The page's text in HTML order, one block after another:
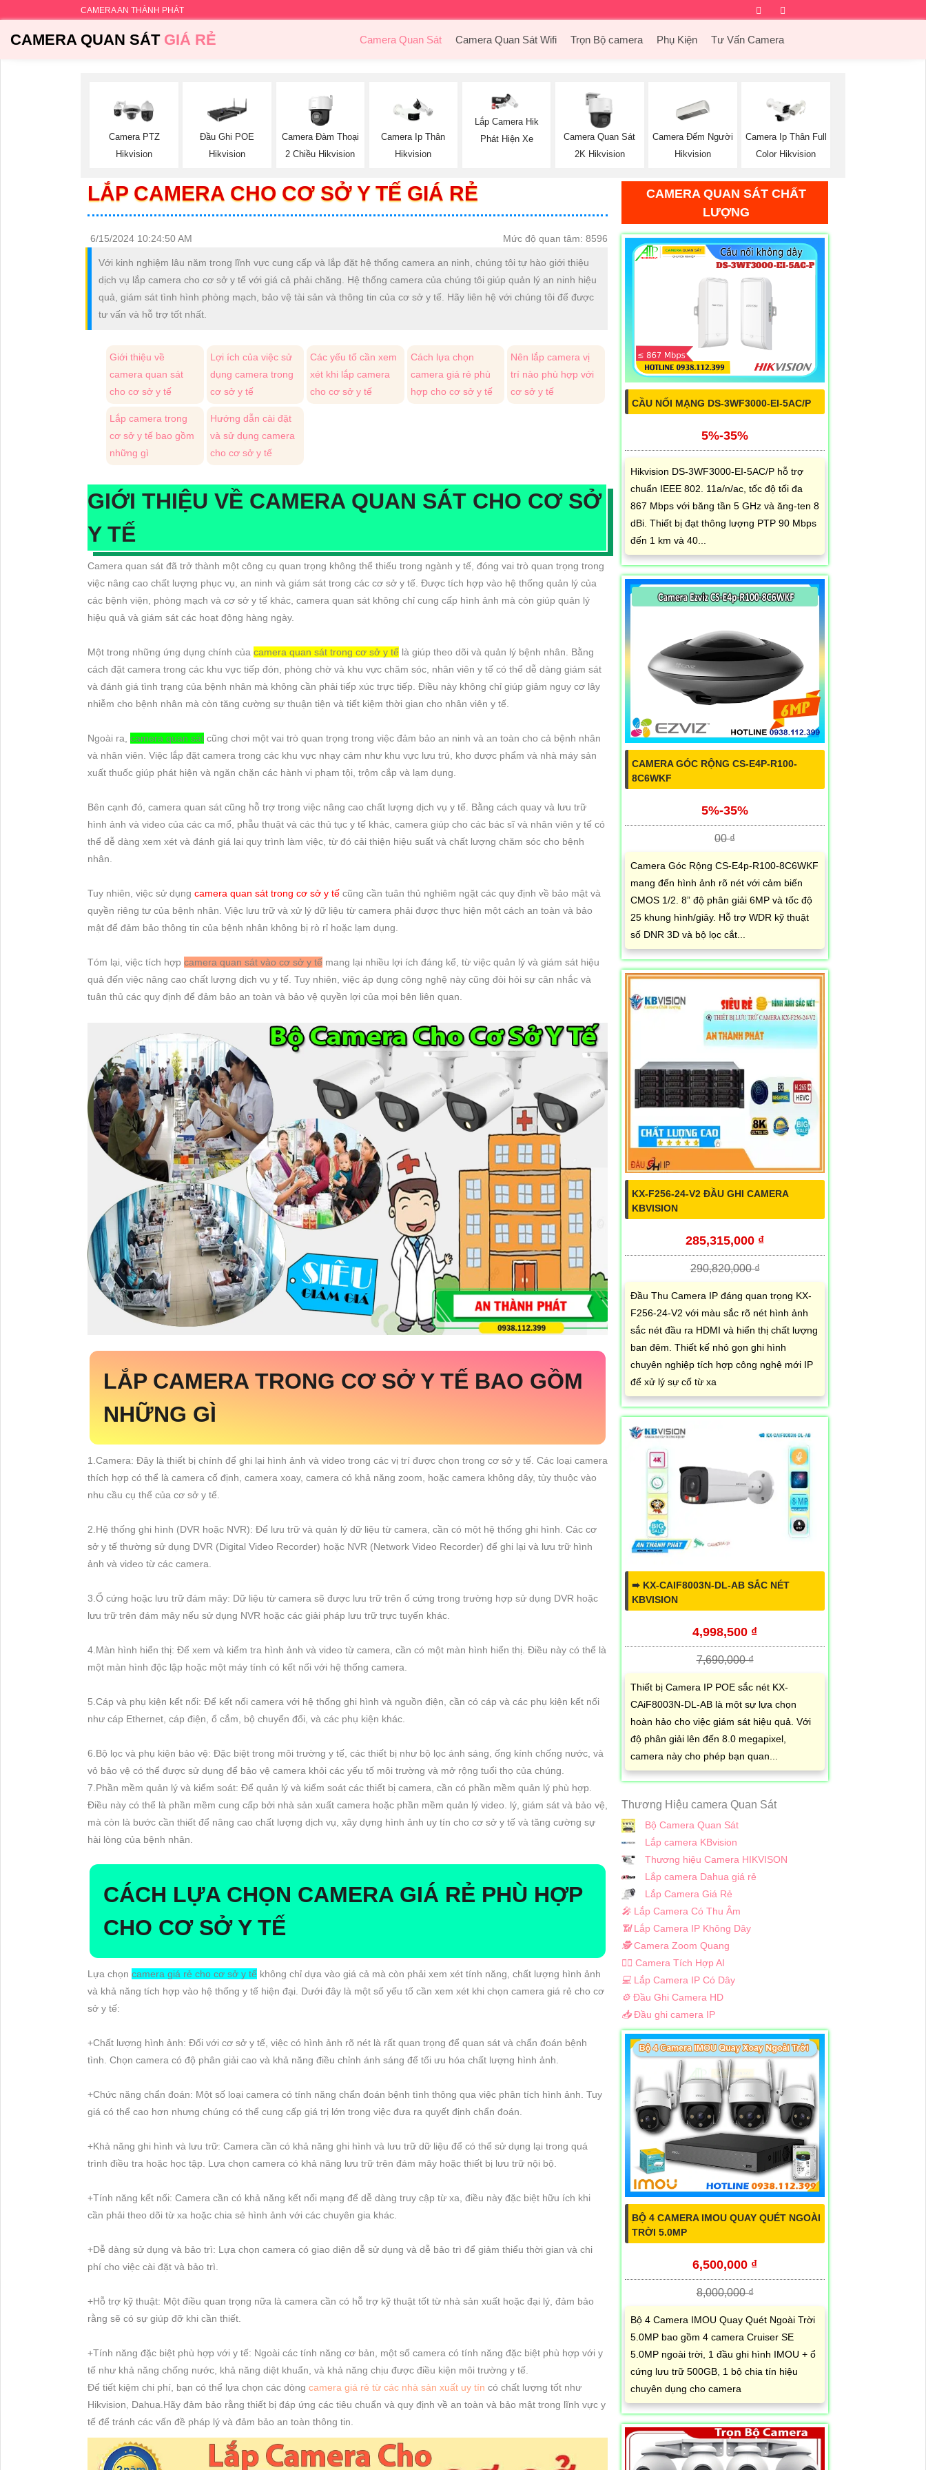
CAMERA AN THÀNH PHÁT Facebook
CAMERA QUAN SÁTGIÁ RẺ Camera Quan Sát Camera Quan Sát Wifi Trọn Bộ camera Phụ Kiện Tư Vấn Camera
Camera PTZ
Hikvision
Đầu Ghi POE
Hikvision
Camera Đàm Thoại
2 Chiều Hikvision
Camera Ip Thân
Hikvision
Lắp Camera Hik
Phát Hiện Xe
Camera Quan Sát
2K Hikvision
Camera Đếm Người
Hikvision
Camera Ip Thân Full
Color Hikvision
LẮP CAMERA CHO CƠ SỞ Y TẾ GIÁ RẺ
6/15/2024 10:24:50 AM Mức độ quan tâm: 8596
Với kinh nghiệm lâu năm trong lĩnh vực cung cấp và lắp đặt hệ thống camera an ninh, chúng tôi tự hào giới thiệu
dịch vụ lắp camera cho cơ sở y tế với giá cả phải chăng. Hệ thống camera của chúng tôi giúp quản lý an ninh hiệu
quả, giám sát tình hình phòng mạch, bảo vệ tài sản và thông tin của cơ sở y tế. Hãy liên hệ với chúng tôi để được
tư vấn và hỗ trợ tốt nhất.
Giới thiệu về
camera quan sát
cho cơ sở y tế
Lợi ích của việc sử
dụng camera trong
cơ sở y tế
Các yếu tố cần xem
xét khi lắp camera
cho cơ sở y tế
Cách lựa chọn
camera giá rẻ phù
hợp cho cơ sở y tế
Nên lắp camera vị
trí nào phù hợp với
cơ sở y tế
Lắp camera trong
cơ sở y tế bao gồm
những gì
Hướng dẫn cài đặt
và sử dụng camera
cho cơ sở y tế
GIỚI THIỆU VỀ CAMERA QUAN SÁT CHO CƠ SỞ
Y TẾ
Camera quan sát đã trở thành một công cụ quan trọng không thể thiếu trong ngành y tế, đóng vai trò quan trọng trong
việc nâng cao chất lượng phục vụ, an ninh và giám sát trong các cơ sở y tế. Được tích hợp vào hệ thống quản lý của
các bệnh viện, phòng mạch và cơ sở y tế khác, camera quan sát không chỉ cung cấp hình ảnh mà còn giúp quản lý
hiệu quả và giám sát các hoạt động hàng ngày.
Một trong những ứng dụng chính của camera quan sát trong cơ sở y tế là giúp theo dõi và quản lý bệnh nhân. Bằng
cách đặt camera trong các khu vực tiếp đón, phòng chờ và khu vực chăm sóc, nhân viên y tế có thể dễ dàng giám sát
và đánh giá tình trạng của bệnh nhân mà không cần phải tiếp xúc trực tiếp. Điều này không chỉ giúp giảm nguy cơ lây
nhiễm cho bệnh nhân mà còn tăng cường sự thuận tiện và tiết kiệm thời gian cho nhân viên y tế.
Ngoài ra, camera quan sát cũng chơi một vai trò quan trọng trong việc đảm bảo an ninh và an toàn cho cả bệnh nhân
và nhân viên. Việc lắp đặt camera trong các khu vực nhạy cảm như khu vực lưu trú, kho dược phẩm và nhà máy sản
xuất thuốc giúp phát hiện và ngăn chặn các hành vi phạm tội, trộm cắp và lạm dụng.
Bên cạnh đó, camera quan sát cũng hỗ trợ trong việc nâng cao chất lượng dịch vụ y tế. Bằng cách quay và lưu trữ
hình ảnh và video của các ca mổ, phẫu thuật và các thủ tục y tế khác, camera giúp cho các bác sĩ và nhân viên y tế có
thể dễ dàng xem xét và đánh giá lại quy trình làm việc, từ đó cải thiện hiệu suất và chất lượng chăm sóc cho bệnh
nhân.
Tuy nhiên, việc sử dụng camera quan sát trong cơ sở y tế cũng cần tuân thủ nghiêm ngặt các quy định về bảo mật và
quyền riêng tư của bệnh nhân. Việc lưu trữ và xử lý dữ liệu từ camera phải được thực hiện một cách an toàn và bảo
mật để đảm bảo thông tin của bệnh nhân không bị rò rỉ hoặc lạm dụng.
Tóm lại, việc tích hợp camera quan sát vào cơ sở y tế mang lại nhiều lợi ích đáng kể, từ việc quản lý và giám sát hiệu
quả đến việc nâng cao chất lượng dịch vụ y tế. Tuy nhiên, việc áp dụng công nghệ này cũng đòi hỏi sự cân nhắc và
tuân thủ các quy định để đảm bảo an toàn và bảo vệ quyền lợi của mọi bên liên quan.
LẮP CAMERA TRONG CƠ SỞ Y TẾ BAO GỒM
NHỮNG GÌ
1.Camera: Đây là thiết bị chính để ghi lại hình ảnh và video trong các vị trí được chọn trong cơ sở y tế. Các loại camera
thích hợp có thể là camera cố định, camera xoay, camera có khả năng zoom, hoặc camera không dây, tùy thuộc vào
nhu cầu cụ thể của cơ sở y tế.
2.Hệ thống ghi hình (DVR hoặc NVR): Để lưu trữ và quản lý dữ liệu từ camera, cần có một hệ thống ghi hình. Các cơ
sở y tế thường sử dụng DVR (Digital Video Recorder) hoặc NVR (Network Video Recorder) để ghi lại và lưu trữ hình
ảnh và video từ các camera.
3.Ổ cứng hoặc lưu trữ đám mây: Dữ liệu từ camera sẽ được lưu trữ trên ổ cứng trong trường hợp sử dụng DVR hoặc
lưu trữ trên đám mây nếu sử dụng NVR hoặc các giải pháp lưu trữ trực tuyến khác.
4.Màn hình hiển thị: Để xem và kiểm tra hình ảnh và video từ camera, cần có một màn hình hiển thị. Điều này có thể là
một màn hình độc lập hoặc một máy tính có kết nối với hệ thống camera.
5.Cáp và phụ kiện kết nối: Để kết nối camera với hệ thống ghi hình và nguồn điện, cần có cáp và các phụ kiện kết nối
như cáp Ethernet, cáp điện, ổ cắm, bộ chuyển đổi, và các phụ kiện khác.
6.Bộ lọc và phụ kiện bảo vệ: Đặc biệt trong môi trường y tế, các thiết bị như bộ lọc ánh sáng, ống kính chống nước, và
vỏ bảo vệ có thể được sử dụng để bảo vệ camera khỏi các yếu tố môi trường và mở rộng tuổi thọ của chúng.
7.Phần mềm quản lý và kiểm soát: Để quản lý và kiểm soát các thiết bị camera, cần có phần mềm quản lý phù hợp.
Điều này có thể là phần mềm cung cấp bởi nhà sản xuất camera hoặc phần mềm quản lý video. lý, giám sát và bảo vệ,
mà còn là bước cần thiết để nâng cao chất lượng dịch vụ, xây dựng hình ảnh uy tín cho cơ sở y tế và tăng cường sự
hài lòng của bệnh nhân.
CÁCH LỰA CHỌN CAMERA GIÁ RẺ PHÙ HỢP
CHO CƠ SỞ Y TẾ
Lựa chọn camera giá rẻ cho cơ sở y tế không chỉ dựa vào giá cả mà còn phải xem xét tính năng, chất lượng hình ảnh
và khả năng tích hợp vào hệ thống y tế hiện đại. Dưới đây là một số yếu tố cần xem xét khi chọn camera giá rẻ cho cơ
sở y tế:
+Chất lượng hình ảnh: Đối với cơ sở y tế, việc có hình ảnh rõ nét là rất quan trọng để quan sát và chẩn đoán bệnh
tình. Chọn camera có độ phân giải cao và khả năng điều chỉnh ánh sáng để tối ưu hóa chất lượng hình ảnh.
+Chức năng chẩn đoán: Một số loại camera có tính năng chẩn đoán bệnh tình thông qua việc phân tích hình ảnh. Tuy
giá có thể cao hơn nhưng chúng có thể cung cấp giá trị lớn trong việc đưa ra quyết định chẩn đoán.
+Khả năng ghi hình và lưu trữ: Camera cần có khả năng ghi hình và lưu trữ dữ liệu để có thể sử dụng lại trong quá
trình điều tra hoặc học tập. Lựa chọn camera có khả năng lưu trữ trên đám mây hoặc thiết bị lưu trữ nội bộ.
+Tính năng kết nối: Camera cần có khả năng kết nối mạng để dễ dàng truy cập từ xa, điều này đặc biệt hữu ích khi
cần phải theo dõi từ xa hoặc chia sẻ hình ảnh với các chuyên gia khác.
+Dễ dàng sử dụng và bảo trì: Lựa chọn camera có giao diện dễ sử dụng và dễ bảo trì để giảm thiểu thời gian và chi
phí cho việc cài đặt và bảo trì.
+Hỗ trợ kỹ thuật: Một điều quan trọng nữa là camera cần có hỗ trợ kỹ thuật tốt từ nhà sản xuất hoặc đại lý, đảm bảo
rằng sẽ có sự giúp đỡ khi cần thiết.
+Tính năng đặc biệt phù hợp với y tế: Ngoài các tính năng cơ bản, một số camera có tính năng đặc biệt phù hợp với y
tế như khả năng chống nước, khả năng diệt khuẩn, và khả năng chịu được điều kiện môi trường y tế.
Để tiết kiệm chi phí, bạn có thể lựa chọn các dòng camera giá rẻ từ các nhà sản xuất uy tín có chất lượng tốt như
Hikvision, Dahua.Hãy đảm bảo rằng thiết bị đáp ứng các tiêu chuẩn và quy định về an toàn và bảo mật trong lĩnh vực y
tế để tránh các vấn đề pháp lý và đảm bảo an toàn thông tin.
CAMERA QUAN SÁT CHẤT
LƯỢNG
CẦU NỐI MẠNG DS-3WF3000-EI-5AC/P
5%-35%
Hikvision DS-3WF3000-EI-5AC/P hỗ trợ
chuẩn IEEE 802. 11a/n/ac, tốc độ tối đa
867 Mbps với băng tần 5 GHz và ăng-ten 8
dBi. Thiết bị đạt thông lượng PTP 90 Mbps
đến 1 km và 40...
CAMERA GÓC RỘNG CS-E4P-R100-
8C6WKF
5%-35%
00 ₫
Camera Góc Rộng CS-E4p-R100-8C6WKF
mang đến hình ảnh rõ nét với cảm biến
CMOS 1/2. 8” độ phân giải 6MP và tốc độ
25 khung hình/giây. Hỗ trợ WDR kỹ thuật
số DNR 3D và bộ lọc cắt...
KX-F256-24-V2 ĐẦU GHI CAMERA
KBVISION
285,315,000 ₫
290,820,000 ₫
Đầu Thu Camera IP đáng quan trọng KX-
F256-24-V2 với màu sắc rõ nét hình ảnh
sắc nét đầu ra HDMI và hiển thị chất lượng
ban đêm. Thiết kế nhỏ gọn ghi hình
chuyên nghiệp tích hợp công nghệ mới IP
để xử lý sự cố từ xa
➠ KX-CAIF8003N-DL-AB SẮC NÉT
KBVISION
4,998,500 ₫
7,690,000 ₫
Thiết bị Camera IP POE sắc nét KX-
CAiF8003N-DL-AB là một sự lựa chọn
hoàn hảo cho việc giám sát hiệu quả. Với
độ phân giải lên đến 8.0 megapixel,
camera này cho phép bạn quan...
Thương Hiệu camera Quan Sát
Bộ Camera Quan Sát
Lắp camera KBvision
Thương hiệu Camera HIKVISON
Lắp camera Dahua giá rẻ
Lắp Camera Giá Rẻ
️🎤️ Lắp Camera Có Thu Âm
📶Lắp Camera IP Không Dây
🕵️Camera Zoom Quang
🧛‍♀️ Camera Tích Hợp AI
💻 Lắp Camera IP Có Dây
⚙️ Đầu Ghi Camera HD
📥Đầu ghi camera IP
BỘ 4 CAMERA IMOU QUAY QUÉT NGOÀI
TRỜI 5.0MP
6,500,000 ₫
8,000,000 ₫
Bộ 4 Camera IMOU Quay Quét Ngoài Trời
5.0MP bao gồm 4 camera Cruiser SE
5.0MP ngoài trời, 1 đầu ghi hình IMOU + ổ
cứng lưu trữ 500GB, 1 bộ chia tín hiệu
chuyên dụng cho camera